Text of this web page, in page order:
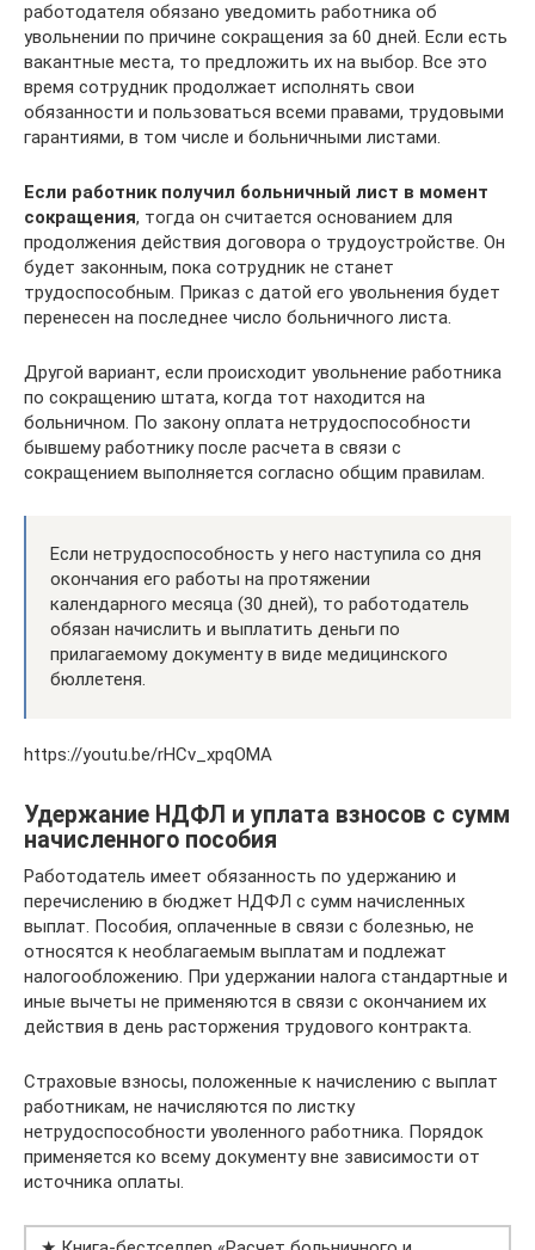
работодателя обязано уведомить работника об
увольнении по причине сокращения за 60 дней. Если есть
вакантные места, то предложить их на выбор. Все это
время сотрудник продолжает исполнять свои
обязанности и пользоваться всеми правами, трудовыми
гарантиями, в том числе и больничными листами.
Если работник получил больничный лист в момент
сокращения, тогда он считается основанием для
продолжения действия договора о трудоустройстве. Он
будет законным, пока сотрудник не станет
трудоспособным. Приказ с датой его увольнения будет
перенесен на последнее число больничного листа.
Другой вариант, если происходит увольнение работника
по сокращению штата, когда тот находится на
больничном. По закону оплата нетрудоспособности
бывшему работнику после расчета в связи с
сокращением выполняется согласно общим правилам.
Если нетрудоспособность у него наступила со дня
окончания его работы на протяжении
календарного месяца (30 дней), то работодатель
обязан начислить и выплатить деньги по
прилагаемому документу в виде медицинского
бюллетеня.
https://youtu.be/rHCv_xpqOMA
Удержание НДФЛ и уплата взносов с сумм
начисленного пособия
Работодатель имеет обязанность по удержанию и
перечислению в бюджет НДФЛ с сумм начисленных
выплат. Пособия, оплаченные в связи с болезнью, не
относятся к необлагаемым выплатам и подлежат
налогообложению. При удержании налога стандартные и
иные вычеты не применяются в связи с окончанием их
действия в день расторжения трудового контракта.
Страховые взносы, положенные к начислению с выплат
работникам, не начисляются по листку
нетрудоспособности уволенного работника. Порядок
применяется ко всему документу вне зависимости от
источника оплаты.